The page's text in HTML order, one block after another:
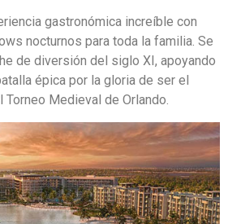
gastronómica increíble con
nocturnos para toda la familia. Se
de diversión del siglo XI, apoyando
épica por la gloria de ser el
Torneo Medieval de Orlando.